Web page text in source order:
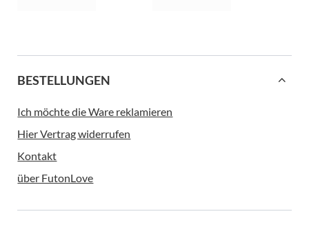
BESTELLUNGEN
Ich möchte die Ware reklamieren
Hier Vertrag widerrufen
Kontakt
über FutonLove